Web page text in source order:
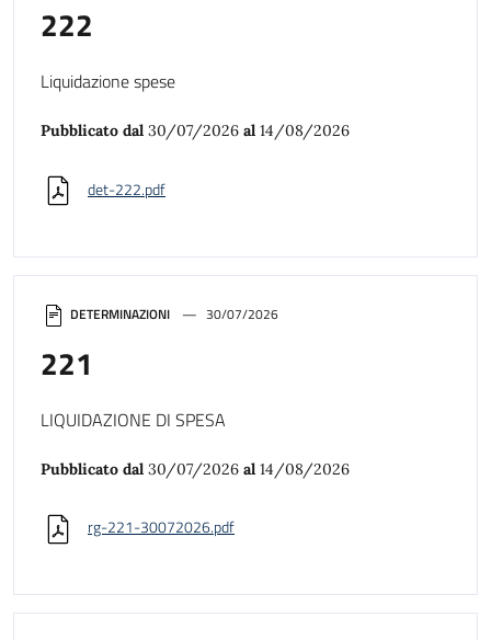
DETERMINAZIONI 30/07/2026
221
LIQUIDAZIONE DI SPESA
Pubblicato dal 30/07/2026 al 14/08/2026
rg-221-30072026.pdf
222
Liquidazione spese
Pubblicato dal 30/07/2026 al 14/08/2026
det-222.pdf